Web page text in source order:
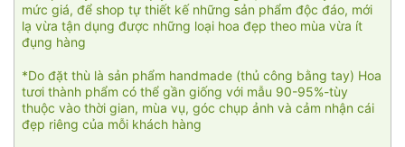
mức giá, để shop tự thiết kế những sản phẩm độc đáo, mới
lạ vừa tận dụng được những loại hoa đẹp theo mùa vừa ít
đụng hàng
*Do đặt thù là sản phẩm handmade (thủ công bằng tay) Hoa
tươi thành phẩm có thể gần giống với mẫu 90-95%-tùy
thuộc vào thời gian, mùa vụ, góc chụp ảnh và cảm nhận cái
đẹp riêng của mỗi khách hàng